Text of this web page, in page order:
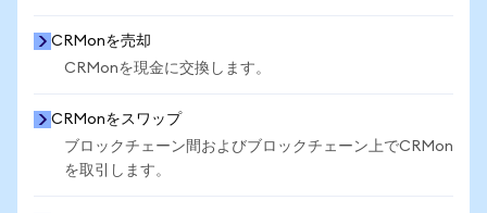
CRMonを売却
CRMonを現金に交換します。
CRMonをスワップ
ブロックチェーン間およびブロックチェーン上でCRMon
を取引します。